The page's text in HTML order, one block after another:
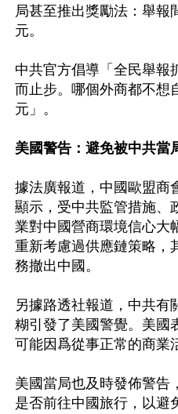
局甚至推出獎勵法：舉報
元。
中共官方倡導「全民舉報
而止步。哪個外商都不想
元」。
美國警告：避免被中共當
據法廣報道，中國歐盟商
顯示，受中共監管措施、
業對中國營商環境信心大
重新考慮過供應鏈策略，
務撤出中國。
另據路透社報道，中共有
糊引發了美國警覺。美國
可能因爲從事正常的商業
美國當局也及時發佈警告
是否前往中國旅行，以避